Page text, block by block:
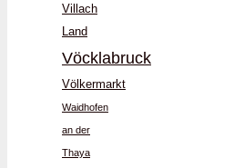
Villach
Land
Vöcklabruck
Völkermarkt
Waidhofen
an der
Thaya